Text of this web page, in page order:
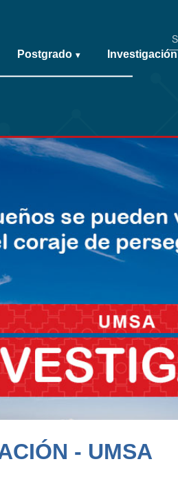
Postgrado ▾ Investigación
- UMSA